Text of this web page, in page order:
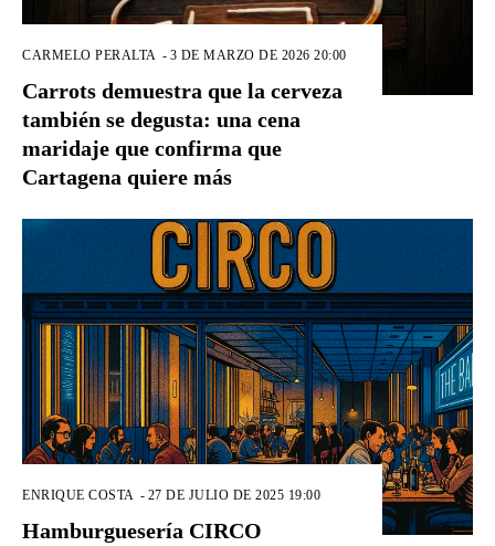
CARMELO PERALTA - 3 DE MARZO DE 2026 20:00
Carrots demuestra que la cerveza
también se degusta: una cena
maridaje que confirma que
Cartagena quiere más
ENRIQUE COSTA - 27 DE JULIO DE 2025 19:00
Hamburguesería CIRCO